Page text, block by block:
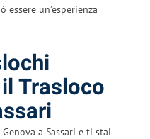
essere un’esperienza
Trasloco
a Sassari e ti stai